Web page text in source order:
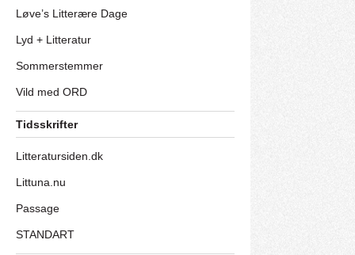
Løve’s Litterære Dage
Lyd + Litteratur
Sommerstemmer
Vild med ORD
Tidsskrifter
Litteratursiden.dk
Littuna.nu
Passage
STANDART